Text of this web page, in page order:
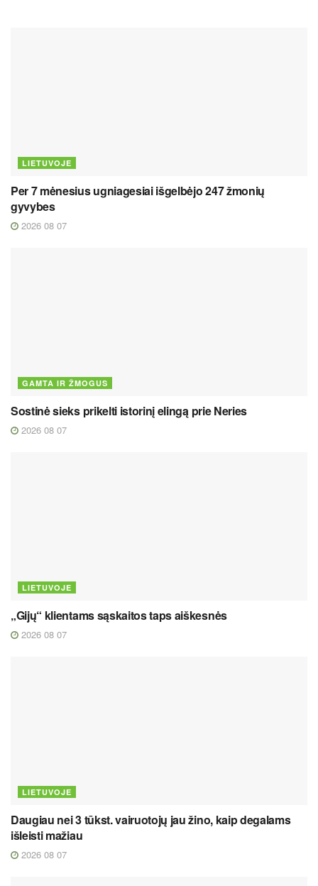
LIETUVOJE
Per 7 mėnesius ugniagesiai išgelbėjo 247 žmonių
gyvybes
2026 08 07
GAMTA IR ŽMOGUS
Sostinė sieks prikelti istorinį elingą prie Neries
2026 08 07
LIETUVOJE
„Gijų“ klientams sąskaitos taps aiškesnės
2026 08 07
LIETUVOJE
Daugiau nei 3 tūkst. vairuotojų jau žino, kaip degalams
išleisti mažiau
2026 08 07